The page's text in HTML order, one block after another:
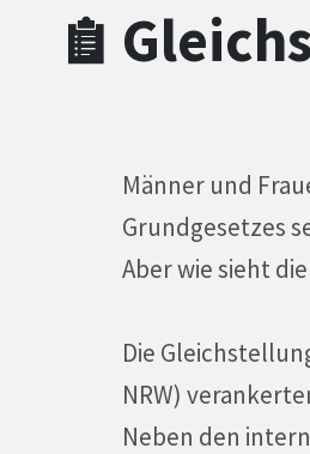
Männer und
Grundgesetzes
Aber wie sieht
Die
NRW)
Neben den